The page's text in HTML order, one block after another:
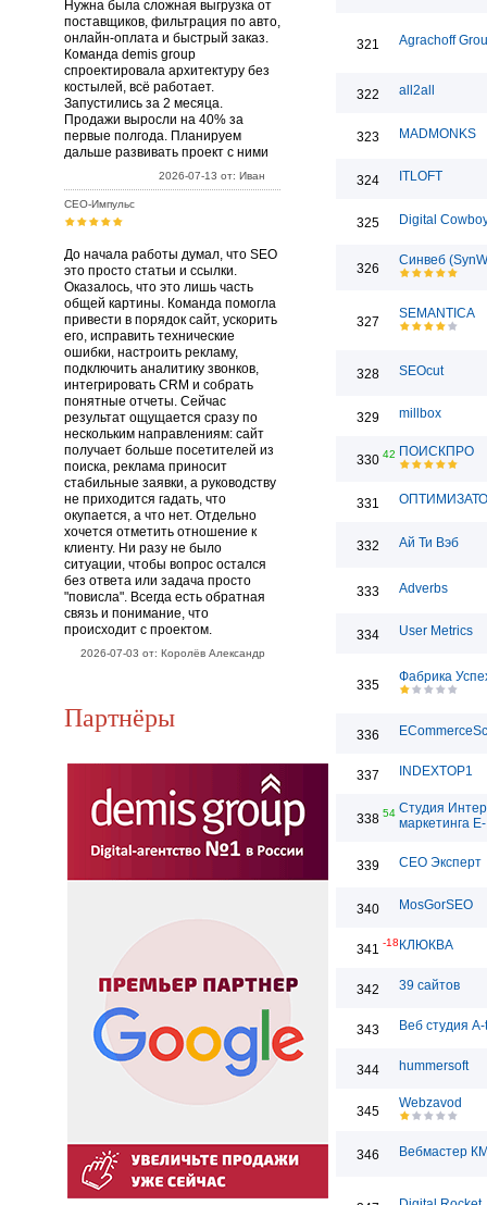
Нужна была сложная выгрузка от
поставщиков, фильтрация по авто,
онлайн-оплата и быстрый заказ.
Команда demis group
спроектировала архитектуру без
костылей, всё работает.
Запустились за 2 месяца.
Продажи выросли на 40% за
первые полгода. Планируем
дальше развивать проект с ними
2026-07-13 от: Иван
СЕО-Импульс
До начала работы думал, что SEO
это просто статьи и ссылки.
Оказалось, что это лишь часть
общей картины. Команда помогла
привести в порядок сайт, ускорить
его, исправить технические
ошибки, настроить рекламу,
подключить аналитику звонков,
интегрировать CRM и собрать
понятные отчеты. Сейчас
результат ощущается сразу по
нескольким направлениям: сайт
получает больше посетителей из
поиска, реклама приносит
стабильные заявки, а руководству
не приходится гадать, что
окупается, а что нет. Отдельно
хочется отметить отношение к
клиенту. Ни разу не было
ситуации, чтобы вопрос остался
без ответа или задача просто
"повисла". Всегда есть обратная
связь и понимание, что
происходит с проектом.
2026-07-03 от: Королёв Александр
Партнёры
321 Agrachoff
322 all2all
323 MADMONKS
324 ITLOFT
325 Digital
326
Синвеб
327
SEMANTICA
328 SEOcut
329 millbox
330 42 ПОИСКПРО
331
332 Ай Ти Вэб
333 Adverbs
334 User Metrics
335
Фабрика
336
337 INDEXTOP1
338 54 Студия
маркетинга
339 СЕО Эксперт
340 MosGorSEO
341 -18 КЛЮКВА
342 39 сайтов
343 Веб студия
344 hummersoft
345
Webzavod
346 Вебмастер